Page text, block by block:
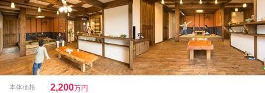
本体価格 2,200万円